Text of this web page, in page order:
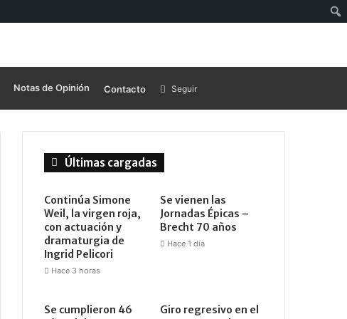
Notas de Opinión Contacto Seguir
Últimas cargadas
Continúa Simone
Weil, la virgen roja,
con actuación y
dramaturgia de
Ingrid Pelicori
Hace 3 horas
Se vienen las
Jornadas Épicas –
Brecht 70 años
Hace 1 día
Se cumplieron 46
Giro regresivo en el